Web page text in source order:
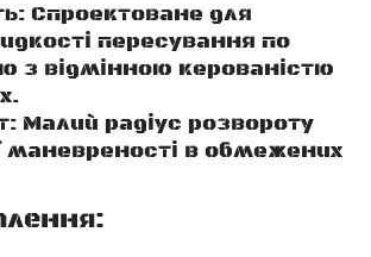
Спроектоване для
пересування по
з відмінною керованістю
Малий радіус розвороту
маневреності в обмежених